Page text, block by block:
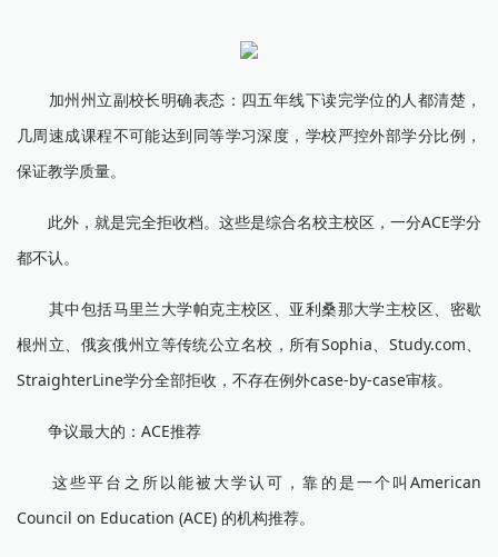
加州州立副校长明确表态：四五年线下读完学位的人都清楚，
几周速成课程不可能达到同等学习深度，学校严控外部学分比例，
保证教学质量。
此外，就是完全拒收档。这些是综合名校主校区，一分ACE学分
都不认。
其中包括马里兰大学帕克主校区、亚利桑那大学主校区、密歇
根州立、俄亥俄州立等传统公立名校，所有Sophia、Study.com、
StraighterLine学分全部拒收，不存在例外case-by-case审核。
争议最大的：ACE推荐
这些平台之所以能被大学认可，靠的是一个叫American
Council on Education (ACE) 的机构推荐。